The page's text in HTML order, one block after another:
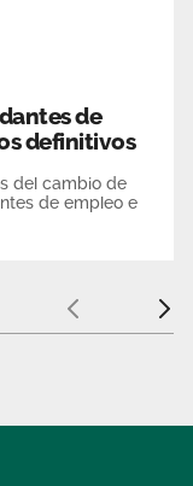
de
definitivos
del cambio de
de empleo e
Anterior